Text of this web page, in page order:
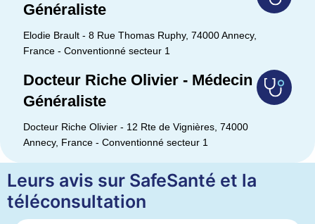
Généraliste
Elodie Brault - 8 Rue Thomas Ruphy, 74000 Annecy,
France - Conventionné secteur 1
Docteur Riche Olivier - Médecin
Généraliste
Docteur Riche Olivier - 12 Rte de Vignières, 74000
Annecy, France - Conventionné secteur 1
Leurs avis sur SafeSanté et la
téléconsultation